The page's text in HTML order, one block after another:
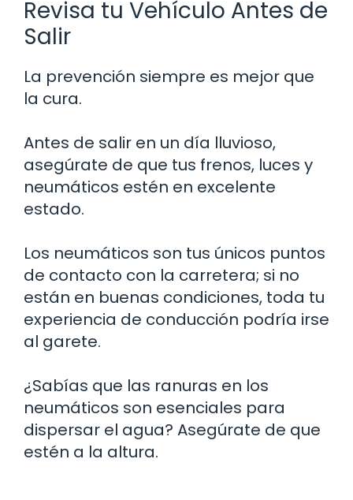
Revisa tu Vehículo Antes de
Salir
La prevención siempre es mejor que
la cura.
Antes de salir en un día lluvioso,
asegúrate de que tus frenos, luces y
neumáticos estén en excelente
estado.
Los neumáticos son tus únicos puntos
de contacto con la carretera; si no
están en buenas condiciones, toda tu
experiencia de conducción podría irse
al garete.
¿Sabías que las ranuras en los
neumáticos son esenciales para
dispersar el agua? Asegúrate de que
estén a la altura.